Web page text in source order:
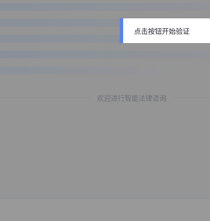
欢迎进行智能法律咨询
点击按钮开始验证